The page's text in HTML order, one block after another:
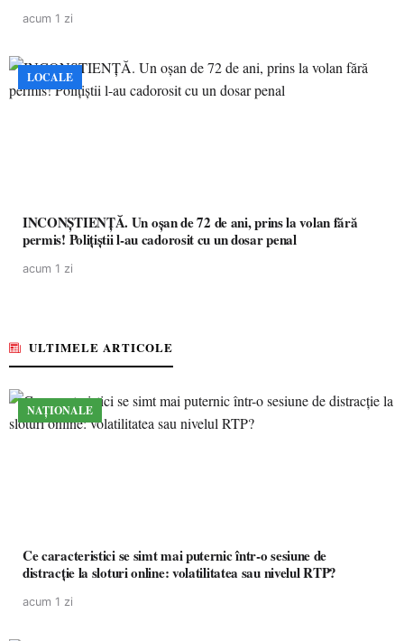
acum 1 zi
LOCALE
INCONȘTIENȚĂ. Un oșan de 72 de ani, prins la volan fără
permis! Polițiștii l-au cadorosit cu un dosar penal
acum 1 zi
ULTIMELE ARTICOLE
NAȚIONALE
Ce caracteristici se simt mai puternic într-o sesiune de
distracție la sloturi online: volatilitatea sau nivelul RTP?
acum 1 zi